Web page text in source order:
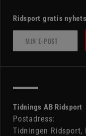
Ridsport gratis
Tidnings AB Ridsport
Postadress:
Tidningen Ridsport,